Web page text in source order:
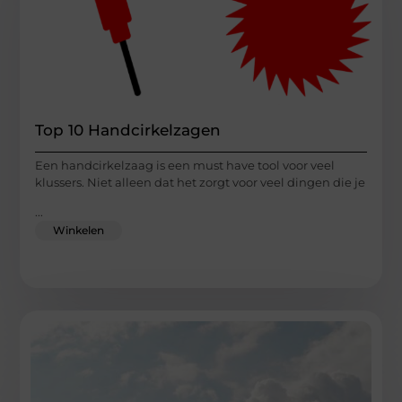
Top 10 Handcirkelzagen
Een handcirkelzaag is een must have tool voor veel
klussers. Niet alleen dat het zorgt voor veel dingen die je
...
Winkelen